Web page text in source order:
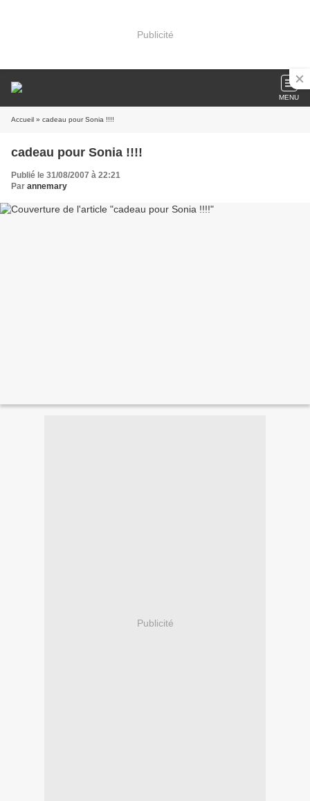
Publicité
MENU
Accueil » cadeau pour Sonia !!!!
cadeau pour Sonia !!!!
Publié le 31/08/2007 à 22:21
Par annemary
Publicité